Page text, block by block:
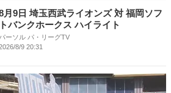
月9日 埼玉西武ライオンズ 対 福岡ソフ
トバンクホークス ハイライト
ーソル パ・リーグTV
8/9 20:31